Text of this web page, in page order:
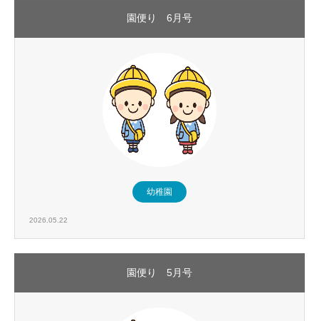
園便り 6月号
幼稚園
2026.05.22
園便り 5月号